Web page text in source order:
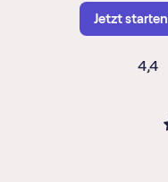
Jetzt starten
4,4